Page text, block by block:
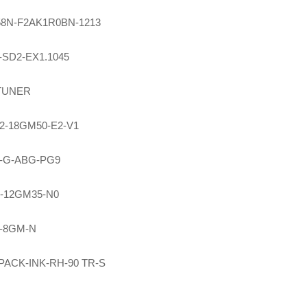
F2AK1R0BN-1213
EX1.1045
18GM50-E2-V1
G-ABG-PG9
12GM35-N0
8GM-N
INK-RH-90 TR-S